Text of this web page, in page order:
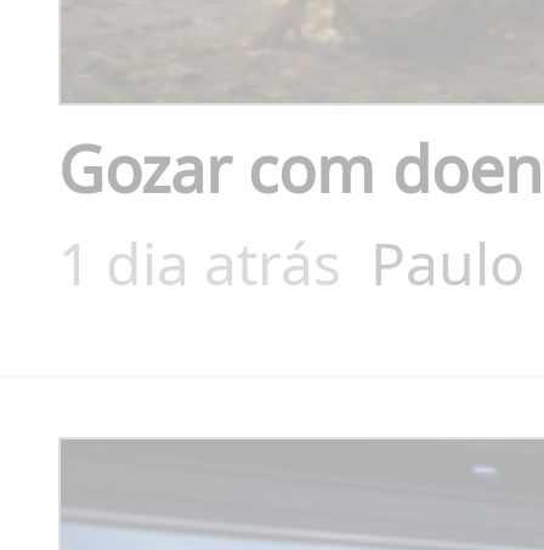
Gozar com
1 dia atrás